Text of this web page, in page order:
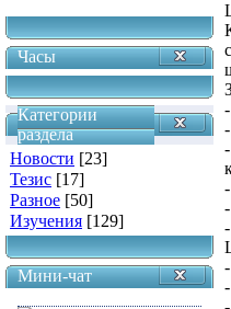
Часы
Категории
раздела
Новости [23]
Тезис [17]
Разное [50]
Изучения [129]
Мини-чат